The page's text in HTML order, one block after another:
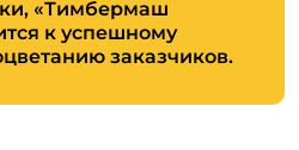
«Тимбермаш
к успешному
заказчиков.